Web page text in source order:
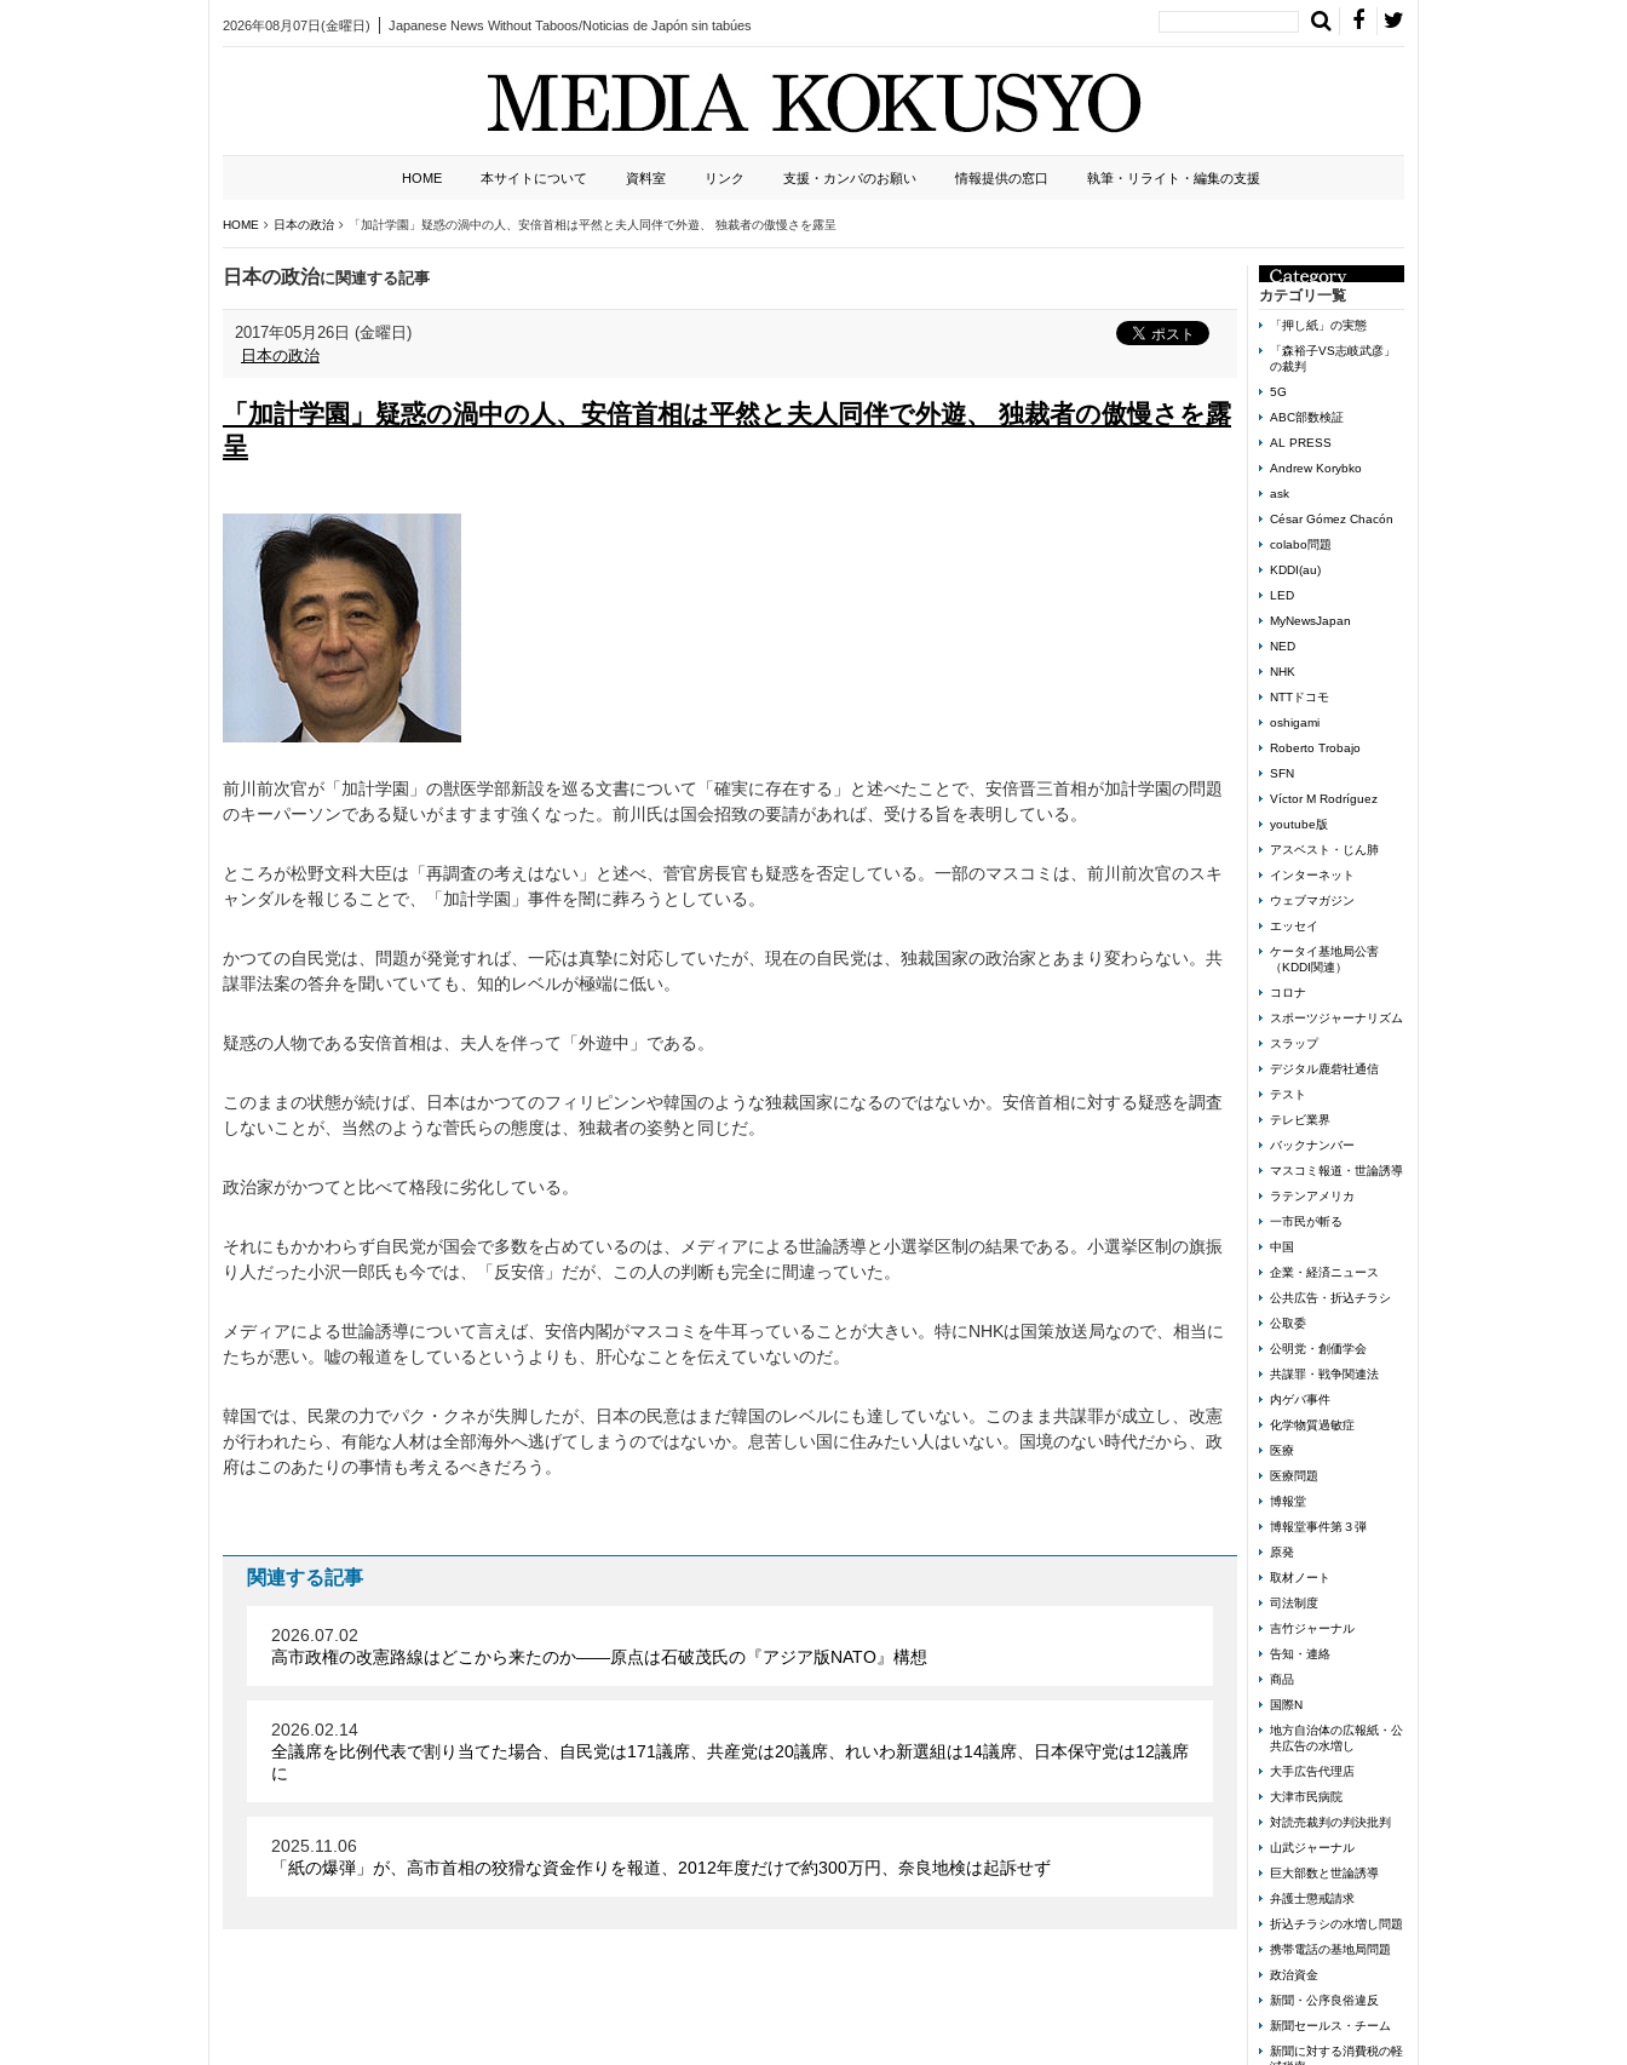
2026年08月07日(金曜日) Japanese News Without Taboos/Noticias de Japón sin tabúes
HOME 本サイトについて 資料室 リンク 支援・カンパのお願い 情報提供の窓口 執筆・リライト・編集の支援
HOME 日本の政治 「加計学園」疑惑の渦中の人、安倍首相は平然と夫人同伴で外遊、 独裁者の傲慢さを露呈
日本の政治に関連する記事
2017年05月26日 (金曜日)
日本の政治
「加計学園」疑惑の渦中の人、安倍首相は平然と夫人同伴で外遊、 独裁者の傲慢さを露
呈
前川前次官が「加計学園」の獣医学部新設を巡る文書について「確実に存在する」と述べたことで、安倍晋三首相が加計学園の問題
のキーパーソンである疑いがますます強くなった。前川氏は国会招致の要請があれば、受ける旨を表明している。
ところが松野文科大臣は「再調査の考えはない」と述べ、菅官房長官も疑惑を否定している。一部のマスコミは、前川前次官のスキ
ャンダルを報じることで、「加計学園」事件を闇に葬ろうとしている。
かつての自民党は、問題が発覚すれば、一応は真摯に対応していたが、現在の自民党は、独裁国家の政治家とあまり変わらない。共
謀罪法案の答弁を聞いていても、知的レベルが極端に低い。
疑惑の人物である安倍首相は、夫人を伴って「外遊中」である。
このままの状態が続けば、日本はかつてのフィリピンンや韓国のような独裁国家になるのではないか。安倍首相に対する疑惑を調査
しないことが、当然のような菅氏らの態度は、独裁者の姿勢と同じだ。
政治家がかつてと比べて格段に劣化している。
それにもかかわらず自民党が国会で多数を占めているのは、メディアによる世論誘導と小選挙区制の結果である。小選挙区制の旗振
り人だった小沢一郎氏も今では、「反安倍」だが、この人の判断も完全に間違っていた。
メディアによる世論誘導について言えば、安倍内閣がマスコミを牛耳っていることが大きい。特にNHKは国策放送局なので、相当に
たちが悪い。嘘の報道をしているというよりも、肝心なことを伝えていないのだ。
韓国では、民衆の力でパク・クネが失脚したが、日本の民意はまだ韓国のレベルにも達していない。このまま共謀罪が成立し、改憲
が行われたら、有能な人材は全部海外へ逃げてしまうのではないか。息苦しい国に住みたい人はいない。国境のない時代だから、政
府はこのあたりの事情も考えるべきだろう。
関連する記事
2026.07.02
高市政権の改憲路線はどこから来たのか――原点は石破茂氏の『アジア版NATO』構想
2026.02.14
全議席を比例代表で割り当てた場合、自民党は171議席、共産党は20議席、れいわ新選組は14議席、日本保守党は12議席
に
2025.11.06
「紙の爆弾」が、高市首相の狡猾な資金作りを報道、2012年度だけで約300万円、奈良地検は起訴せず
カテゴリ一覧
「押し紙」の実態
「森裕子VS志岐武彦」
の裁判
5G
ABC部数検証
AL PRESS
Andrew Korybko
ask
César Gómez Chacón
colabo問題
KDDI(au)
LED
MyNewsJapan
NED
NHK
NTTドコモ
oshigami
Roberto Trobajo
SFN
Víctor M Rodríguez
youtube版
アスベスト・じん肺
インターネット
ウェブマガジン
エッセイ
ケータイ基地局公害
（KDDI関連）
コロナ
スポーツジャーナリズム
スラップ
デジタル鹿砦社通信
テスト
テレビ業界
バックナンバー
マスコミ報道・世論誘導
ラテンアメリカ
一市民が斬る
中国
企業・経済ニュース
公共広告・折込チラシ
公取委
公明党・創価学会
共謀罪・戦争関連法
内ゲバ事件
化学物質過敏症
医療
医療問題
博報堂
博報堂事件第３弾
原発
取材ノート
司法制度
吉竹ジャーナル
告知・連絡
商品
国際N
地方自治体の広報紙・公
共広告の水増し
大手広告代理店
大津市民病院
対読売裁判の判決批判
山武ジャーナル
巨大部数と世論誘導
弁護士懲戒請求
折込チラシの水増し問題
携帯電話の基地局問題
政治資金
新聞・公序良俗違反
新聞セールス・チーム
新聞に対する消費税の軽